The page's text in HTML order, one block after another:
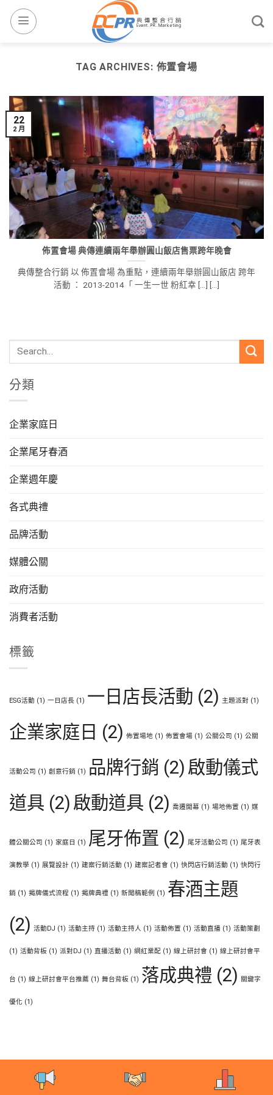
TAG ARCHIVES: 佈置會場
佈置會場 典傳連續兩年舉辦圓山飯店售票跨年晚會
典傳整合行銷 以 佈置會場 為重點，連續兩年舉辦圓山飯店 跨年
活動 ： 2013-2014「 一生一世 粉紅幸 [...] [...]
22
2 月
分類
企業家庭日
企業尾牙春酒
企業週年慶
各式典禮
品牌活動
媒體公關
政府活動
消費者活動
標籤
ESG活動 (1) 一日店長 (1) 一日店長活動 (2) 主題派對 (1)
企業家庭日 (2) 佈置場地 (1) 佈置會場 (1) 公關公司 (1) 公關
活動公司 (1) 創意行銷 (1) 品牌行銷 (2) 啟動儀式
道具 (2) 啟動道具 (2) 喬遷開幕 (1) 場地佈置 (1) 媒
體公關公司 (1) 家庭日 (1) 尾牙佈置 (2) 尾牙活動公司 (1) 尾牙表
演教學 (1) 展覽設計 (1) 建案行銷活動 (1) 建案記者會 (1) 快閃店行銷活動 (1) 快閃行
銷 (1) 揭牌儀式流程 (1) 揭牌典禮 (1) 新聞稿範例 (1) 春酒主題
(2) 活動DJ (1) 活動主持 (1) 活動主持人 (1) 活動佈置 (1) 活動直播 (1) 活動策劃
(1) 活動背板 (1) 派對DJ (1) 直播活動 (1) 網紅業配 (1) 線上研討會 (1) 線上研討會平
台 (1) 線上研討會平台推薦 (1) 舞台背板 (1) 落成典禮 (2) 關鍵字
優化 (1)